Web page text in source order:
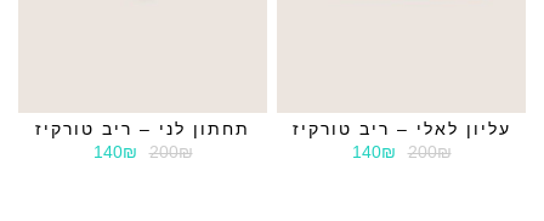
עליון לאלי – ריב טורקיז
200₪
140₪
תחתון לני – ריב טורקיז
200₪
140₪